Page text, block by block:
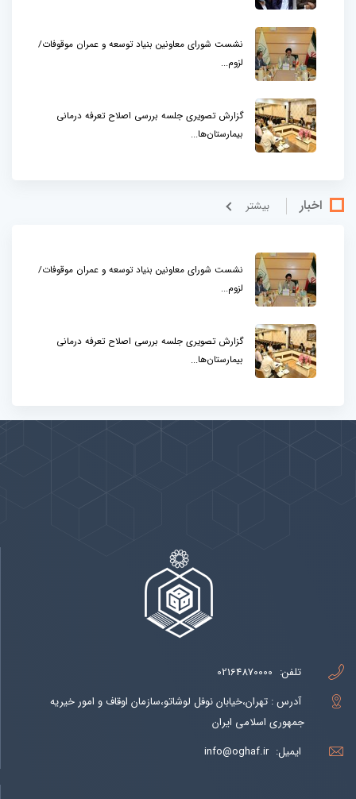
نشست شورای معاونین بنیاد توسعه و عمران موقوفات/
لزوم...
گزارش تصویری جلسه بررسی اصلاح تعرفه درمانی
بیمارستان‌ها...
اخبار بيشتر
نشست شورای معاونین بنیاد توسعه و عمران موقوفات/
لزوم...
گزارش تصویری جلسه بررسی اصلاح تعرفه درمانی
بیمارستان‌ها...
تلفن: 02164870000
آدرس : تهران،خیابان نوفل لوشاتو،سازمان اوقاف و امور خیریه
جمهوری اسلامی ایران
ایمیل: info@oghaf.ir